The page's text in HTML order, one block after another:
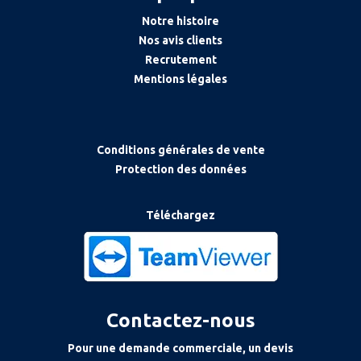
Notre histoire
Nos avis clients
Recrutement
Mentions légales
Conditions générales de vente
Protection des données
Téléchargez
Contactez-nous
Pour une demande commerciale, un devis